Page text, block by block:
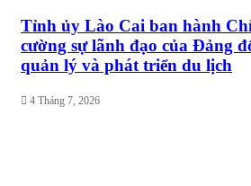
Tỉnh ủy Lào Cai ban hành
cường sự lãnh đạo của Đảng
quản lý và phát triển du lịch
4 Tháng 7, 2026